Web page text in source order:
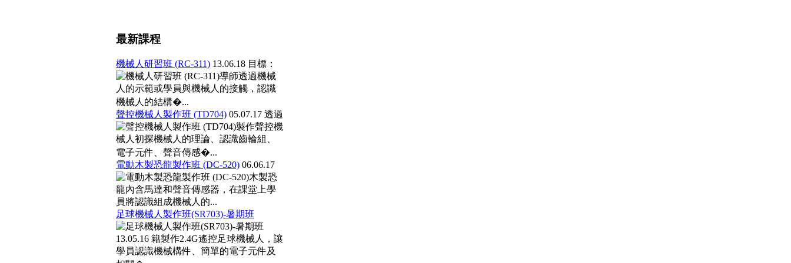
最新課程
機械人研習班 (RC-311) 13.06.18 目標：
導師透過機械
人的示範或學員與機械人的接觸，認識
機械人的結構�...
聲控機械人製作班 (TD704) 05.07.17 透過
製作聲控機
械人初探機械人的理論、認識齒輪組、
電子元件、聲音傳感�...
電動木製恐龍製作班 (DC-520) 06.06.17
木製恐
龍內含馬達和聲音傳感器，在課堂上學
員將認識組成機械人的...
足球機械人製作班(SR703)-暑期班
13.05.16 籍製作2.4G遙控足球機械人，讓
學員認識機械構件、簡單的電子元件及